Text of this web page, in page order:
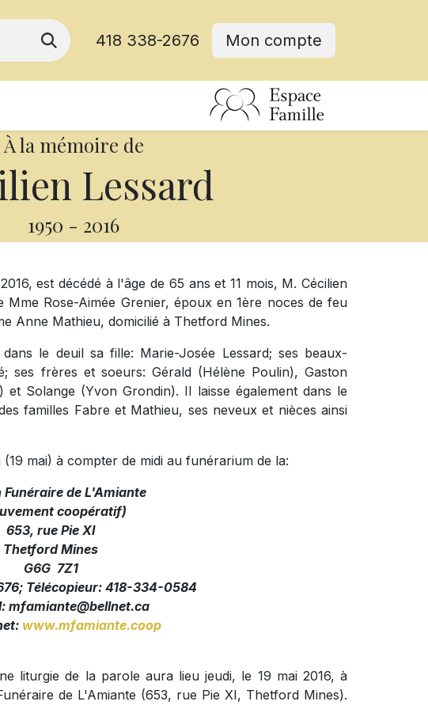
418 338-2676 Mon compte
À la mémoire de
Lessard
1950 - 2016
est décédé à l'âge de 65 ans et 11 mois, M. Cécilien
Rose-Aimée Grenier, époux en 1ère noces de feu
Anne Mathieu, domicilié à Thetford Mines.
le deuil sa fille: Marie-Josée Lessard; ses beaux-
ses frères et soeurs: Gérald (Hélène Poulin), Gaston
et Solange (Yvon Grondin). Il laisse également dans le
familles Fabre et Mathieu, ses neveux et nièces ainsi
mai) à compter de midi au funérarium de la:
Funéraire de L'Amiante
coopératif)
653, rue Pie XI
Thetford Mines
G6G 7Z1
Télécopieur: 418-334-0584
mfamiante@bellnet.ca
www.mfamiante.coop
liturgie de la parole aura lieu jeudi, le 19 mai 2016, à
de L'Amiante (653, rue Pie XI, Thetford Mines).